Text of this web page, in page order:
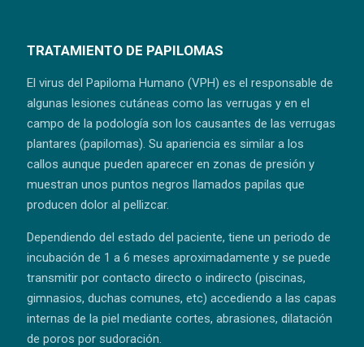
TRATAMIENTO DE PAPILOMAS
El virus del Papiloma Humano (VPH) es el responsable de
algunas lesiones cutáneas como las verrugas y en el
campo de la podología son los causantes de las verrugas
plantares (papilomas). Su apariencia es similar a los
callos aunque pueden aparecer en zonas de presión y
muestran unos puntos negros llamados papilas que
producen dolor al pellizcar.
Dependiendo del estado del paciente, tiene un periodo de
incubación de 1 a 6 meses aproximadamente y se puede
transmitir por contacto directo o indirecto (piscinas,
gimnasios, duchas comunes, etc) accediendo a las capas
internas de la piel mediante cortes, abrasiones, dilatación
de poros por sudoración.